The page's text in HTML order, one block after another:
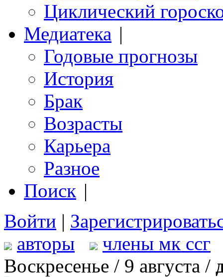
Циклический
Медиатека |
Годовые прогнозы
История
Брак
Возрасты
Карьера
Разное
Поиск |
Войти |
авторы
члены мк ссг
Воскресенье / 9 августа /